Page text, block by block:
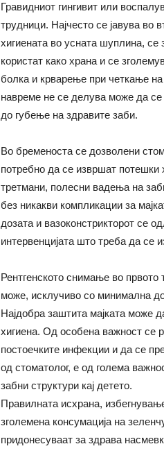
Гравидниот гингивит или
трудници. Најчесто се јавува во
хигиената во усната шуплина, се
користат како храна и се
болка и крварење при четкање
навреме не се делува може да се
до губење на здравите заби.
Во бременоста се дозволени
потребно да се извршат
третмани, полесни вадења на
без никакви компликации за
дозата и вазоконстрикторот се
интервенцијата што треба да се
Рентгенското снимање во
може, исклучиво со минимална
Најдобра заштита мајката може
хигиена. Од особена важност се
постоечките инфекции и да се
од стоматолог, е од голема
забни структури кај детето.
Правилната исхрана,
зголемена консумација на
придонесуваат за здрава